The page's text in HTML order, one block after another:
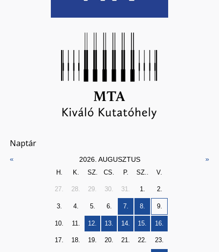
Naptár
« 2026. AUGUSZTUS »
H. K. SZ. CS. P. SZ.. V.
27. 28. 29. 30. 31. 1. 2.
3. 4. 5. 6. 7. 8. 9.
10. 11. 12. 13. 14. 15. 16.
17. 18. 19. 20. 21. 22. 23.